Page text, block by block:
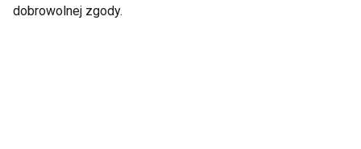
Mrożone jogurtowe
dobrowolnej zgody.